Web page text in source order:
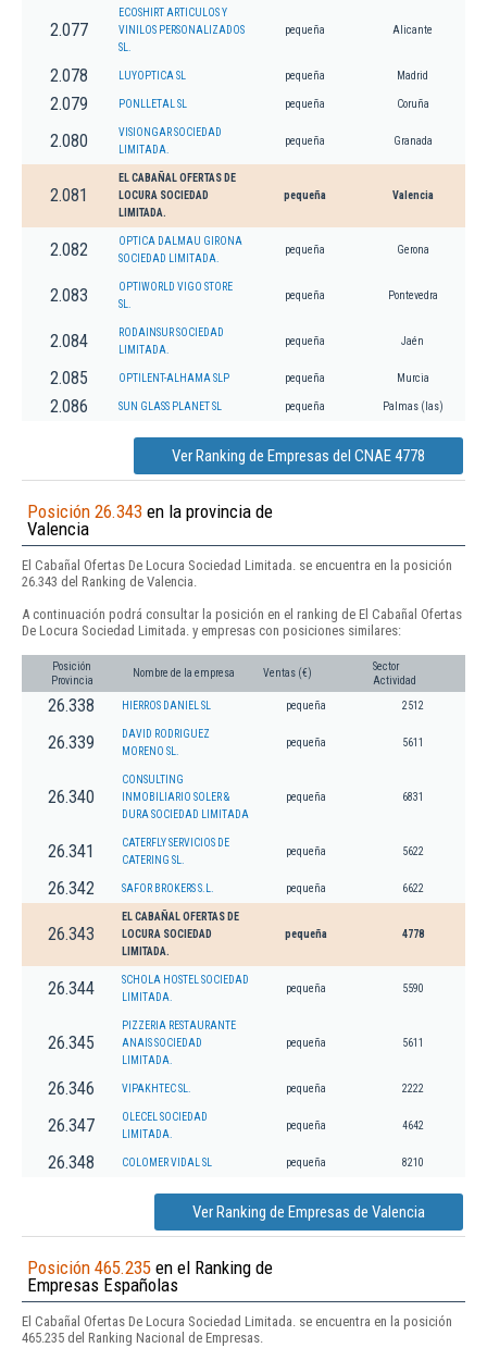
2.077
ECOSHIRT ARTICULOS Y
VINILOS PERSONALIZADOS
SL.
pequeña Alicante
2.078 LUYOPTICA SL pequeña Madrid
2.079 PONLLETAL SL pequeña Coruña
2.080
VISIONGAR SOCIEDAD
LIMITADA.
pequeña Granada
2.081
EL CABAÑAL OFERTAS DE
LOCURA SOCIEDAD
LIMITADA.
pequeña Valencia
2.082
OPTICA DALMAU GIRONA
SOCIEDAD LIMITADA.
pequeña Gerona
2.083
OPTIWORLD VIGO STORE
SL.
pequeña Pontevedra
2.084
RODAINSUR SOCIEDAD
LIMITADA.
pequeña Jaén
2.085 OPTILENT-ALHAMA SLP pequeña Murcia
2.086 SUN GLASS PLANET SL pequeña Palmas (las)
Ver Ranking de Empresas del CNAE 4778
Posición 26.343 en la provincia de
Valencia
El Cabañal Ofertas De Locura Sociedad Limitada. se encuentra en la posición
26.343 del Ranking de Valencia.
A continuación podrá consultar la posición en el ranking de El Cabañal Ofertas
De Locura Sociedad Limitada. y empresas con posiciones similares:
Posición
Provincia
Nombre de la empresa Ventas (€)
Sector
Actividad
26.338 HIERROS DANIEL SL pequeña 2512
26.339
DAVID RODRIGUEZ
MORENO SL.
pequeña 5611
26.340
CONSULTING
INMOBILIARIO SOLER &
DURA SOCIEDAD LIMITADA
pequeña 6831
26.341
CATERFLY SERVICIOS DE
CATERING SL.
pequeña 5622
26.342 SAFOR BROKERS S.L. pequeña 6622
26.343
EL CABAÑAL OFERTAS DE
LOCURA SOCIEDAD
LIMITADA.
pequeña 4778
26.344
SCHOLA HOSTEL SOCIEDAD
LIMITADA.
pequeña 5590
26.345
PIZZERIA RESTAURANTE
ANAIS SOCIEDAD
LIMITADA.
pequeña 5611
26.346 VIPAKHTEC SL. pequeña 2222
26.347
OLECEL SOCIEDAD
LIMITADA.
pequeña 4642
26.348 COLOMER VIDAL SL pequeña 8210
Ver Ranking de Empresas de Valencia
Posición 465.235 en el Ranking de
Empresas Españolas
El Cabañal Ofertas De Locura Sociedad Limitada. se encuentra en la posición
465.235 del Ranking Nacional de Empresas.